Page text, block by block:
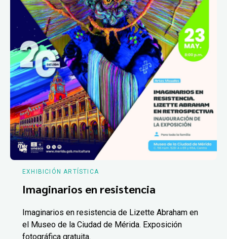
EXHIBICIÓN ARTÍSTICA
Imaginarios en resistencia
Imaginarios en resistencia de Lizette Abraham en
el Museo de la Ciudad de Mérida. Exposición
fotográfica gratuita.